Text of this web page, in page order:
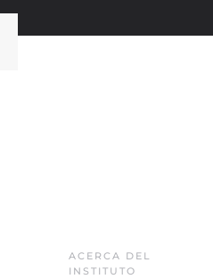
ACERCA DEL
INSTITUTO